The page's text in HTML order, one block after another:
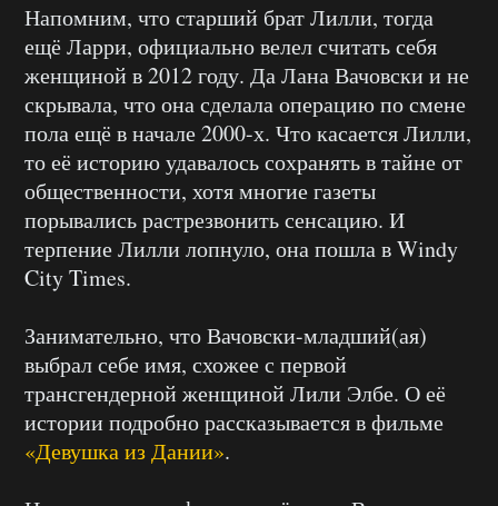
Напомним, что старший брат Лилли, тогда
ещё Ларри, официально велел считать себя
женщиной в 2012 году. Да Лана Вачовски и не
скрывала, что она сделала операцию по смене
пола ещё в начале 2000-х. Что касается Лилли,
то её историю удавалось сохранять в тайне от
общественности, хотя многие газеты
порывались растрезвонить сенсацию. И
терпение Лилли лопнуло, она пошла в Windy
City Times.
Занимательно, что Вачовски-младший(ая)
выбрал себе имя, схожее с первой
трансгендерной женщиной Лили Элбе. О её
истории подробно рассказывается в фильме
«Девушка из Дании».